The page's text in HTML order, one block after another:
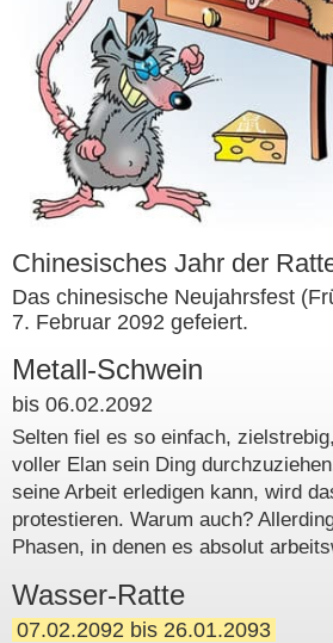
Chinesisches Jahr der
Das chinesische Neujahrsfest
7. Februar 2092 gefeiert.
Metall-Schwein
bis 06.02.2092
Selten fiel es so einfach,
voller Elan sein Ding
seine Arbeit erledigen kann, wird
protestieren. Warum auch?
Phasen, in denen es absolut
Wasser-Ratte
07.02.2092 bis 26.01.2093